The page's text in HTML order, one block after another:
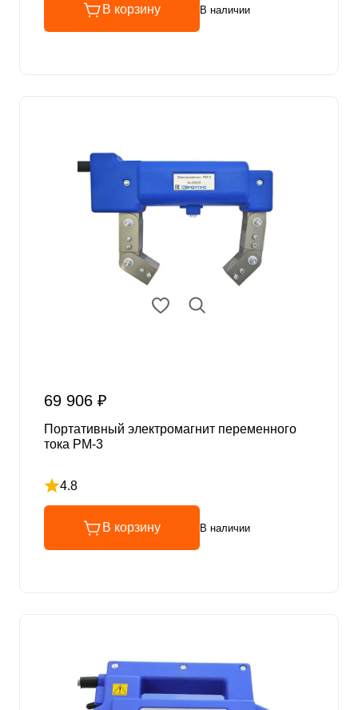
В корзину В наличии
69 906 ₽
Портативный электромагнит переменного
тока PM-3
4.8
Рейтинг 4.8 из 5
В корзину В наличии